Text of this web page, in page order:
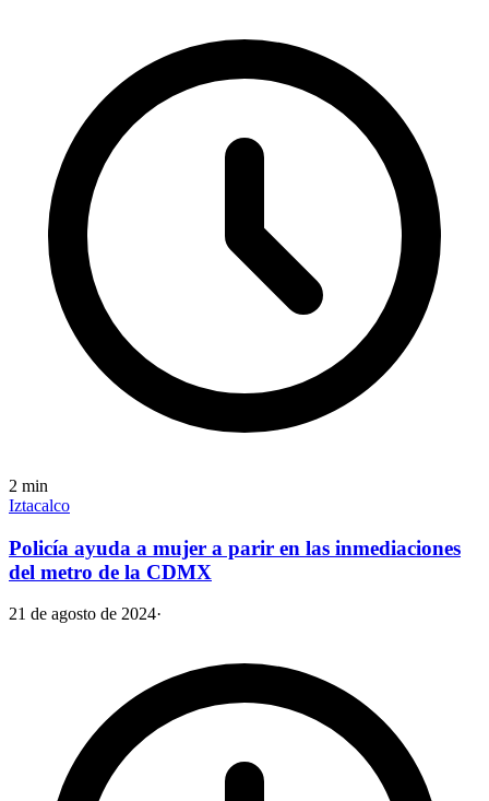
2 min
Iztacalco
Policía ayuda a mujer a parir en las inmediaciones
del metro de la CDMX
21 de agosto de 2024·